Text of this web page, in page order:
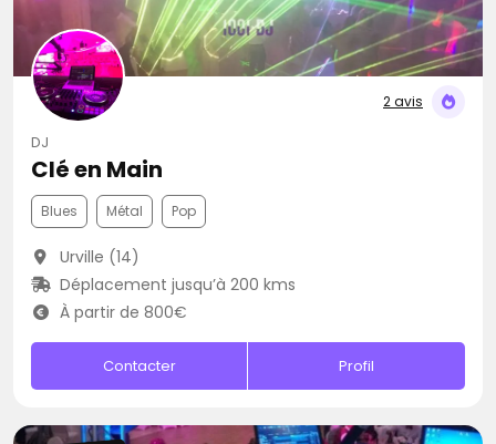
2 avis
DJ
Clé en Main
Blues Métal Pop
Urville (14)
Déplacement jusqu’à 200 kms
À partir de 800€
Contacter Profil